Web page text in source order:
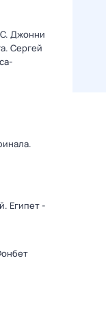
Джонни
Сергей
Египет -